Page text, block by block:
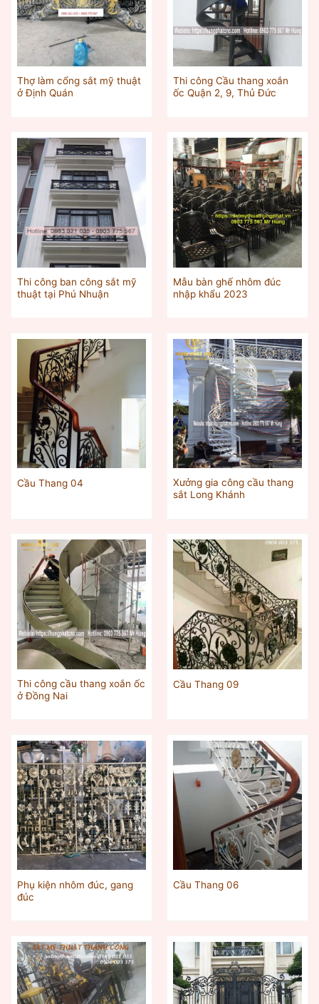
Thợ làm cổng sắt mỹ thuật
ở Định Quán
Thi công Cầu thang xoắn
ốc Quận 2, 9, Thủ Đức
Thi công ban công sắt mỹ
thuật tại Phú Nhuận
Mẫu bàn ghế nhôm đúc
nhập khẩu 2023
Cầu Thang 04
Xưởng gia công cầu thang
sắt Long Khánh
Thi công cầu thang xoắn ốc
ở Đồng Nai
Cầu Thang 09
Phụ kiện nhôm đúc, gang
đúc
Cầu Thang 06